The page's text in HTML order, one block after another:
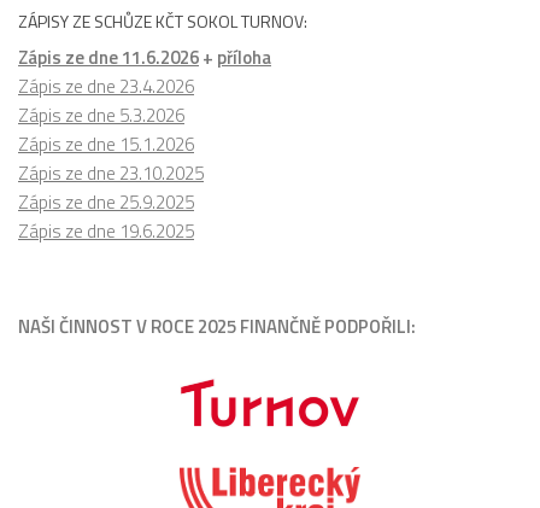
ZÁPISY ZE SCHŮZE KČT SOKOL TURNOV:
Zápis ze dne 11.6.2026+ příloha
Zápis ze dne 23.4.2026
Zápis ze dne 5.3.2026
Zápis ze dne 15.1.2026
Zápis ze dne 23.10.2025
Zápis ze dne 25.9.2025
Zápis ze dne 19.6.2025
NAŠI ČINNOST V ROCE 2025 FINANČNĚ PODPOŘILI: